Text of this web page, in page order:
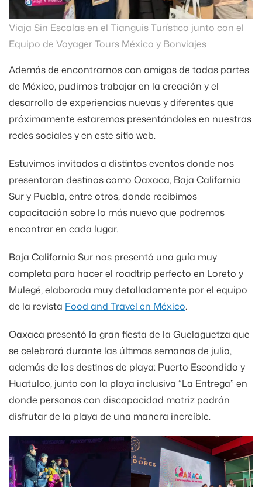
Viaja Sin Escalas en el Tianguis Turístico junto con el
Equipo de Voyager Tours México y Bonviajes
Además de encontrarnos con amigos de todas partes
de México, pudimos trabajar en la creación y el
desarrollo de experiencias nuevas y diferentes que
próximamente estaremos presentándoles en nuestras
redes sociales y en este sitio web.
Estuvimos invitados a distintos eventos donde nos
presentaron destinos como Oaxaca, Baja California
Sur y Puebla, entre otros, donde recibimos
capacitación sobre lo más nuevo que podremos
encontrar en cada lugar.
Baja California Sur nos presentó una guía muy
completa para hacer el roadtrip perfecto en Loreto y
Mulegé, elaborada muy detalladamente por el equipo
de la revista Food and Travel en México.
Oaxaca presentó la gran fiesta de la Guelaguetza que
se celebrará durante las últimas semanas de julio,
además de los destinos de playa: Puerto Escondido y
Huatulco, junto con la playa inclusiva “La Entrega” en
donde personas con discapacidad motriz podrán
disfrutar de la playa de una manera increíble.